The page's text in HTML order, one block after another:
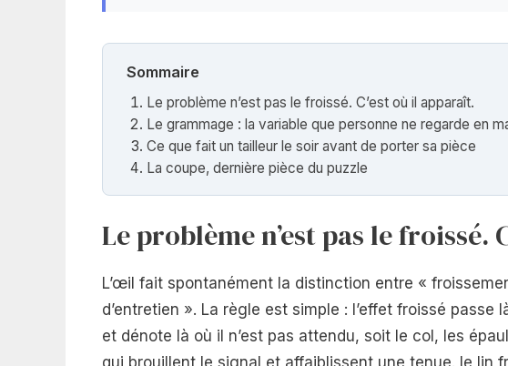
Sommaire
Le problème n’est pas le froissé. C’est où il apparaît.
Le grammage : la variable que personne ne regarde en
Ce que fait un tailleur le soir avant de porter sa pièce
La coupe, dernière pièce du puzzle
Le problème n’est pas le froissé.
L’œil fait spontanément la distinction entre «
d’entretien ». La règle est simple : l’effet froissé
et dénote là où il n’est pas attendu, soit le col, les
qui brouillent le signal et affaiblissent une tenue. le lin